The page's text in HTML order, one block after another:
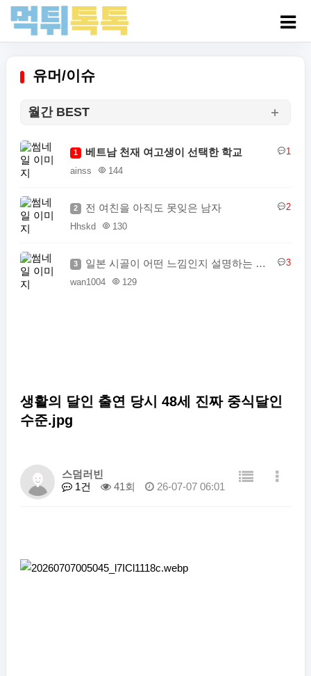
유머/이슈
월간 BEST
1 베트남 천재 여고생이 선택한 학교
1
ainss
144
2 전 여친을 아직도 못잊은 남자
2
Hhskd
130
3 일본 시골이 어떤 느낌인지 설명하는 일본인
3
wan1004
129
생활의 달인 출연 당시 48세 진짜 중식달인
수준.jpg
스덤러빈
1건
41회 26-07-07 06:01